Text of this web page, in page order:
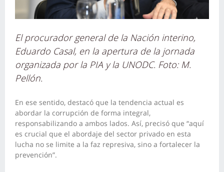
El procurador general de la Nación interino,
Eduardo Casal, en la apertura de la jornada
organizada por la PIA y la UNODC. Foto: M.
Pellón.
En ese sentido, destacó que la tendencia actual es
abordar la corrupción de forma integral,
responsabilizando a ambos lados. Así, precisó que “aquí
es crucial que el abordaje del sector privado en esta
lucha no se limite a la faz represiva, sino a fortalecer la
prevención”.